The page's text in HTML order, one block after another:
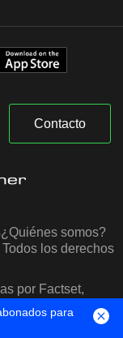
Contacto
¿Quiénes somos?
los derechos
por Factset,
IQ
para